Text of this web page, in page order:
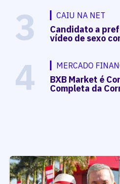
3 CAIU NA NET
Candidato a
vídeo de sexo
4 MERCADO
BXB Market é
Completa da